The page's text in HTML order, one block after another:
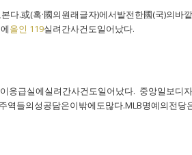
다.或(혹·國의원래글자)에서발전한國(국)의바
올인 119실려간사건도일어났다.
응급실에실려간사건도일어났다. 중앙일보디
들의성공담은이밖에도많다.MLB명예의전